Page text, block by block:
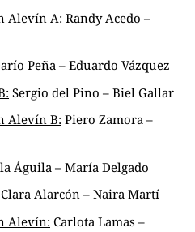
Alevín A: Randy Acedo –
Peña – Eduardo Vázquez
Sergio del Pino – Biel Gallar
Alevín B: Piero Zamora –
Águila – María Delgado
Clara Alarcón – Naira Martí
Alevín: Carlota Lamas –